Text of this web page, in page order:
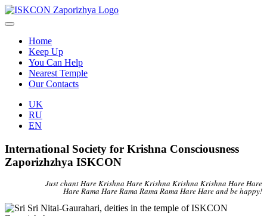
Home
Keep Up
You Can Help
Nearest Temple
Our Contacts
UK
RU
EN
International Society for Krishna Consciousness
Zaporizhzhya ISKCON
Just chant Hare Krishna Hare Krishna Krishna Krishna Hare Hare
Hare Rama Hare Rama Rama Rama Hare Hare and be happy!